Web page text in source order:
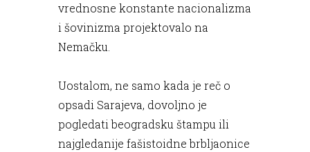
vrednosne konstante nacionalizma
i šovinizma projektovalo na
Nemačku.
Uostalom, ne samo kada je reč o
opsadi Sarajeva, dovoljno je
pogledati beogradsku štampu ili
najgledanije fašistoidne brbljaonice